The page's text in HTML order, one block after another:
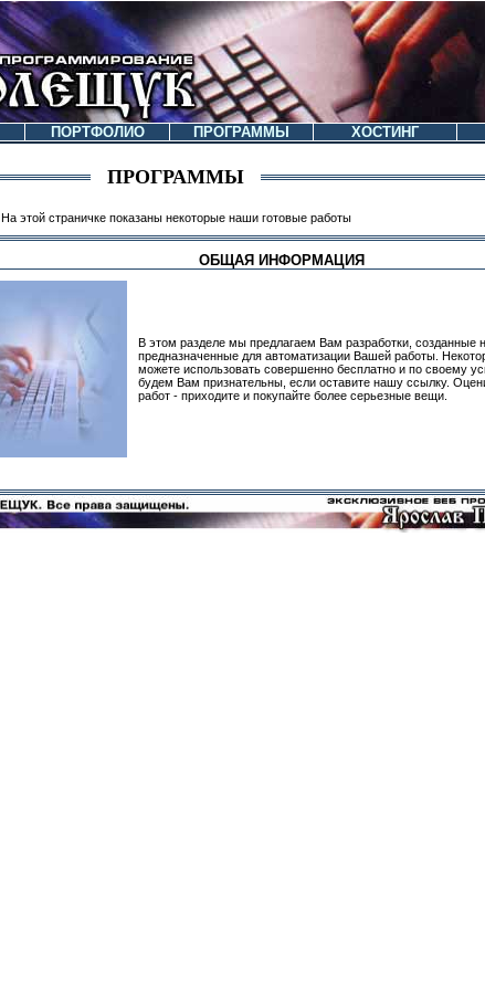
ПОРТФОЛИО ПРОГРАММЫ ХОСТИНГ
ПРОГРАММЫ
На этой страничке показаны некоторые наши готовые работы
ОБЩАЯ ИНФОРМАЦИЯ
В этом разделе мы предлагаем Вам разработки, созданные
предназначенные для автоматизации Вашей работы.
можете использовать совершенно бесплатно и по своему
будем Вам признательны, если оставите нашу ссылку.
работ - приходите и покупайте более серьезные вещи.